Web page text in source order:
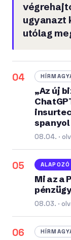
ugyanazt
utólag
04
„Az új
08.04. ·
05 ALAPOZÓ
Mi az a
08.03. ·
06